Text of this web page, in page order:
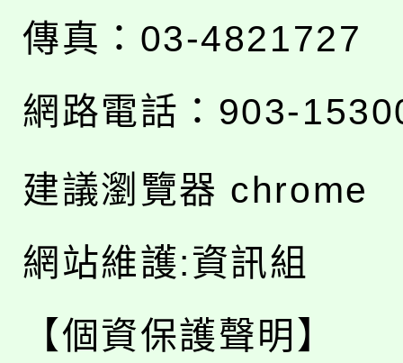
傳真：03-4821727
網路電話：903-
建議瀏覽器 chrome
網站維護:資訊組
【個資保護聲明】